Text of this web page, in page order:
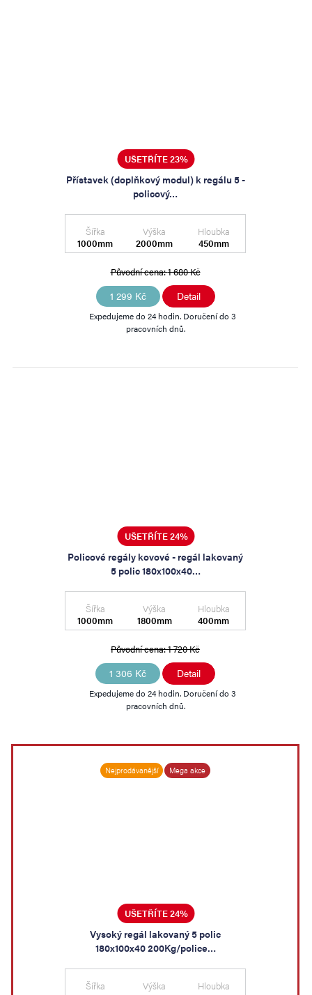
UŠETŘÍTE 23%
Přístavek (doplňkový modul) k regálu 5 -
policový…
Šířka
1000mm
Výška
2000mm
Hloubka
450mm
Původní cena:1 680 Kč
1 299 Kč Detail
Expedujeme do 24 hodin. Doručení do 3
pracovních dnů.
UŠETŘÍTE 24%
Policové regály kovové - regál lakovaný
5 polic 180x100x40…
Šířka
1000mm
Výška
1800mm
Hloubka
400mm
Původní cena:1 720 Kč
1 306 Kč Detail
Expedujeme do 24 hodin. Doručení do 3
pracovních dnů.
Nejprodávanější Mega akce
UŠETŘÍTE 24%
Vysoký regál lakovaný 5 polic
180x100x40 200Kg/police…
Šířka
Výška
Hloubka